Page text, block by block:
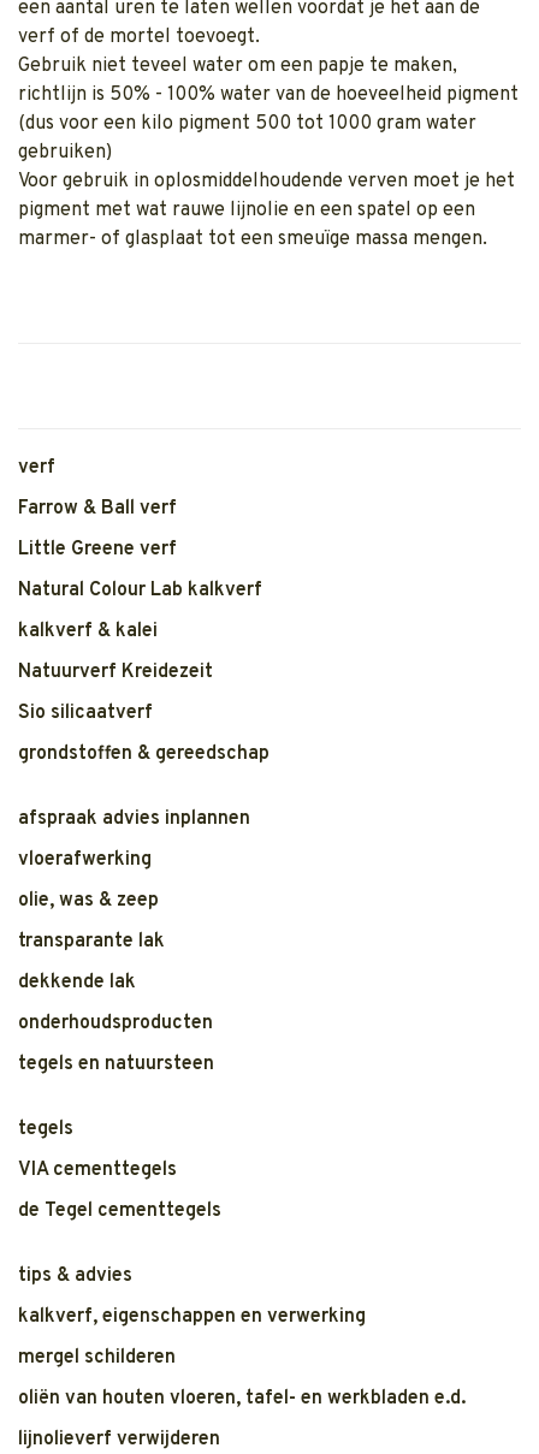
een aantal uren te laten wellen voordat je het aan de
verf of de mortel toevoegt.
Gebruik niet teveel water om een papje te maken,
richtlijn is 50% - 100% water van de hoeveelheid pigment
(dus voor een kilo pigment 500 tot 1000 gram water
gebruiken)
Voor gebruik in oplosmiddelhoudende verven moet je het
pigment met wat rauwe lijnolie en een spatel op een
marmer- of glasplaat tot een smeuïge massa mengen.
verf
Farrow & Ball verf
Little Greene verf
Natural Colour Lab kalkverf
kalkverf & kalei
Natuurverf Kreidezeit
Sio silicaatverf
grondstoffen & gereedschap
afspraak advies inplannen
vloerafwerking
olie, was & zeep
transparante lak
dekkende lak
onderhoudsproducten
tegels en natuursteen
tegels
VIA cementtegels
de Tegel cementtegels
tips & advies
kalkverf, eigenschappen en verwerking
mergel schilderen
oliën van houten vloeren, tafel- en werkbladen e.d.
lijnolieverf verwijderen